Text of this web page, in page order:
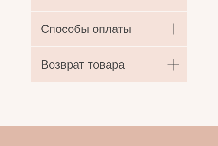
Способы оплаты
Возврат товара